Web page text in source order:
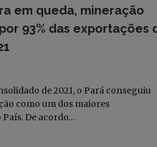
em queda, mineração
93% das exportações
de 2021, o Pará conseguiu
como um dos maiores
De acordo…